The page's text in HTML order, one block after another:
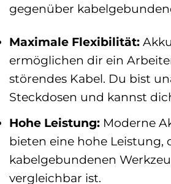
gegenüber
Maximale Flexibilität:
ermöglichen dir ein
störendes Kabel. Du bist
Steckdosen und kannst
Hohe Leistung: Moderne
bieten eine hohe Leistung,
kabelgebundenen
vergleichbar ist.